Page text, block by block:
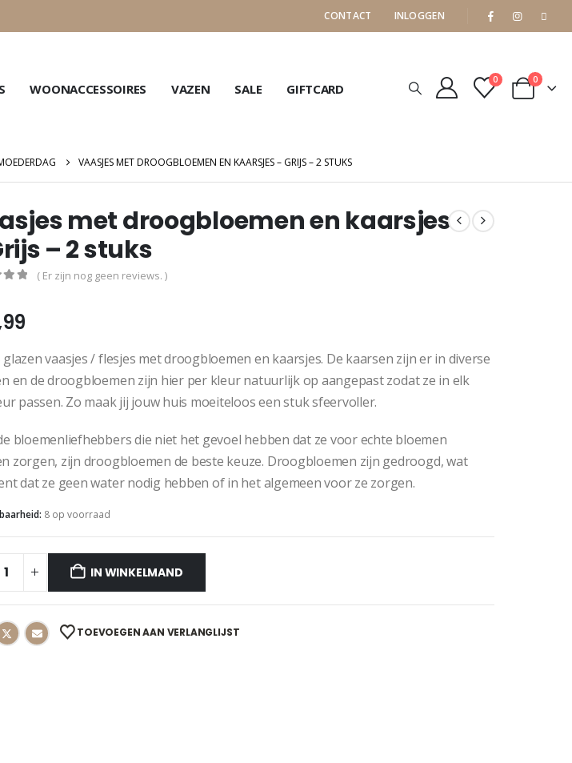
CONTACT INLOGGEN
WOONACCESSOIRES VAZEN SALE GIFTCARD
0 0
VAASJES MET DROOGBLOEMEN EN KAARSJES – GRIJS – 2 STUKS
met droogbloemen en kaarsjes
– 2 stuks
( Er zijn nog geen reviews. )
glazen vaasjes / flesjes met droogbloemen en kaarsjes. De kaarsen zijn er in diverse
en de droogbloemen zijn hier per kleur natuurlijk op aangepast zodat ze in elk
passen. Zo maak jij jouw huis moeiteloos een stuk sfeervoller.
bloemenliefhebbers die niet het gevoel hebben dat ze voor echte bloemen
zorgen, zijn droogbloemen de beste keuze. Droogbloemen zijn gedroogd, wat
dat ze geen water nodig hebben of in het algemeen voor ze zorgen.
8 op voorraad
IN WINKELMAND
TOEVOEGEN AAN VERLANGLIJST